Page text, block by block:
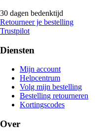
30 dagen bedenktijd
Retourneer je bestelling
Trustpilot
Diensten
Mijn account
Helpcentrum
Volg mijn bestelling
Bestelling retourneren
Kortingscodes
Over